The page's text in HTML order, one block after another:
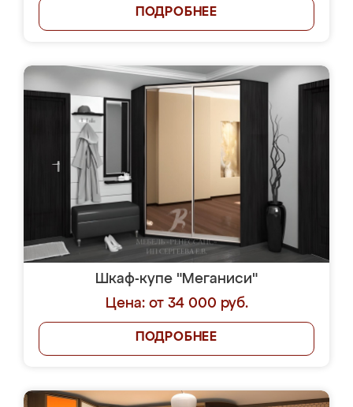
ПОДРОБНЕЕ
Шкаф-купе "Меганиси"
Цена: от 34 000 руб.
ПОДРОБНЕЕ